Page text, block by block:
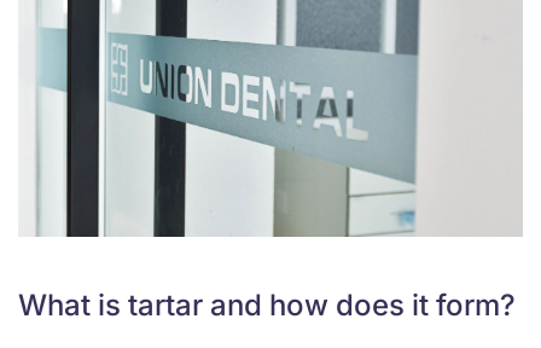
What is tartar and how does it form?